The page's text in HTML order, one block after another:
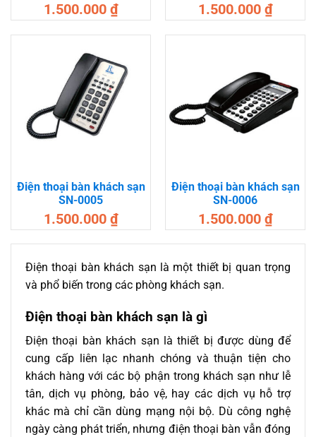
1.500.000 ₫ 1.500.000 ₫
Điện thoại bàn khách sạn
SN-0005
1.500.000 ₫
Điện thoại bàn khách sạn
SN-0006
1.500.000 ₫
Điện thoại bàn khách sạn là một thiết bị quan trọng
và phổ biến trong các phòng khách sạn.
Điện thoại bàn khách sạn là gì
Điện thoại bàn khách sạn là thiết bị được dùng để
cung cấp liên lạc nhanh chóng và thuận tiện cho
khách hàng với các bộ phận trong khách sạn như lễ
tân, dịch vụ phòng, bảo vệ, hay các dịch vụ hỗ trợ
khác mà chỉ cần dùng mạng nội bộ. Dù công nghệ
ngày càng phát triển, nhưng điện thoại bàn vẫn đóng